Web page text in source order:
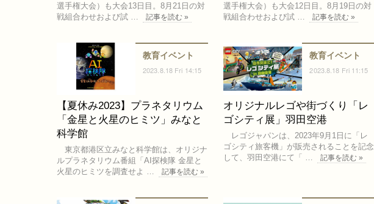
選手権大会）も大会13日目。8月21日の対
戦組合わせおよび試 …
記事を読む »
選手権大会）も大会12日目。8月19日の対
戦組合わせおよび試 …
記事を読む »
教育イベント
2023.8.18 Fri 14:15
【夏休み2023】プラネタリウム
「金星と火星のヒミツ」みなと
科学館
東京都港区立みなと科学館は、オリジナ
ルプラネタリウム番組「AI探検隊 金星と
火星のヒミツを調査せよ …
記事を読む »
教育イベント
2023.8.18 Fri 11:15
オリジナルレゴや街づくり「レ
ゴシティ展」羽田空港
レゴジャパンは、2023年9月1日に「レ
ゴシティ旅客機」が販売されることを記念
して、羽田空港にて「 …
記事を読む »